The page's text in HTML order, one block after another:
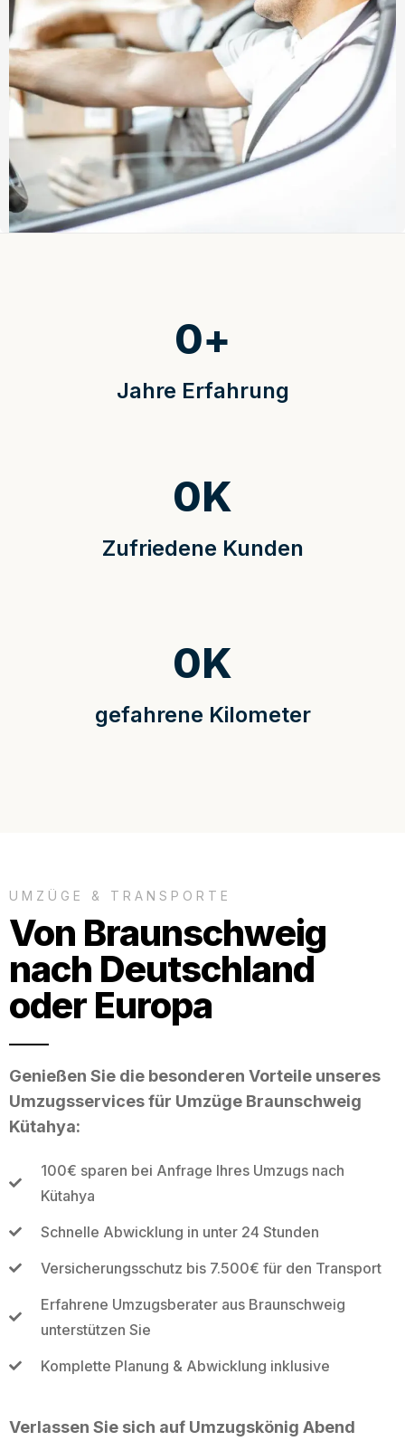
Jahre Erfahrung
0+
Zufriedene Kunden
0K
gefahrene Kilometer
0K
UMZÜGE & TRANSPORTE
Von Braunschweig
nach Deutschland
oder Europa
Genießen Sie die besonderen Vorteile unseres
Umzugsservices für Umzüge Braunschweig
Kütahya:
100€ sparen bei Anfrage Ihres Umzugs nach
Kütahya
Schnelle Abwicklung in unter 24 Stunden
Versicherungsschutz bis 7.500€ für den Transport
Erfahrene Umzugsberater aus Braunschweig
unterstützen Sie
Komplette Planung & Abwicklung inklusive
Verlassen Sie sich auf Umzugskönig Abend